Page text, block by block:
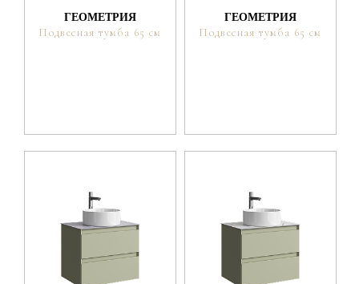
ГЕОМЕТРИЯ
Подвесная тумба 65 см
ГЕОМЕТРИЯ
Подвесная тумба 65 см